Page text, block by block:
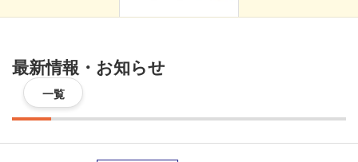
最新情報・お知らせ
一覧